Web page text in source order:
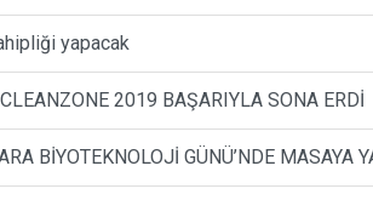
yapacak
2019 BAŞARIYLA SONA ERDİ
BİYOTEKNOLOJİ GÜNÜ’NDE MASAYA